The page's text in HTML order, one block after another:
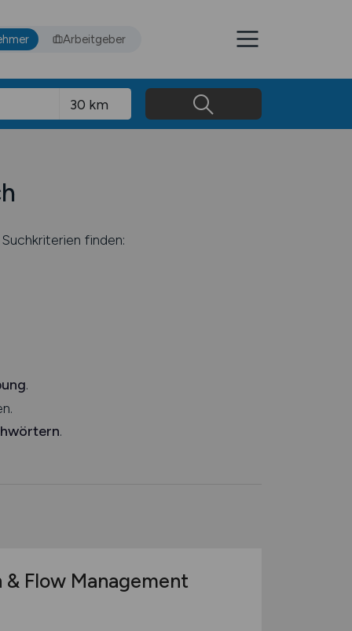
Arbeitgeber
finden:
.
.
Flow Management